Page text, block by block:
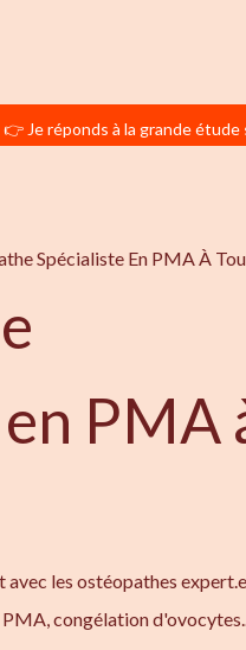
👉 Je réponds à la grande étude
Spécialiste En PMA À
PMA
les ostéopathes
congélation